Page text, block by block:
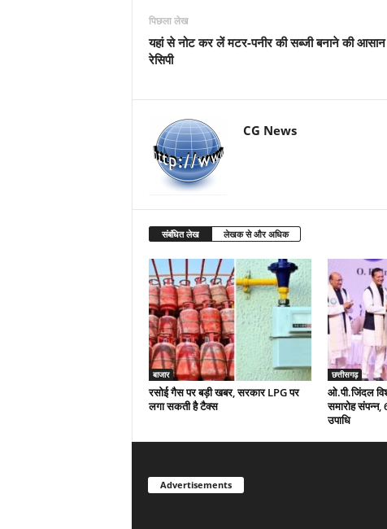
पिछला लेख
यहां से नोट कर लें मटर-पनीर की सब्जी बनाने की आसान
रेसिपी
CG News
संबंधित लेख लेखक से और अधिक
बाजार
रसोई गैस पर बड़ी खबर, सरकार LPG पर
लगा सकती है टैक्स
छत्तीसगढ़
ओ.पी.जिंदल
समारोह संपन्न,
उपाधि
Advertisements